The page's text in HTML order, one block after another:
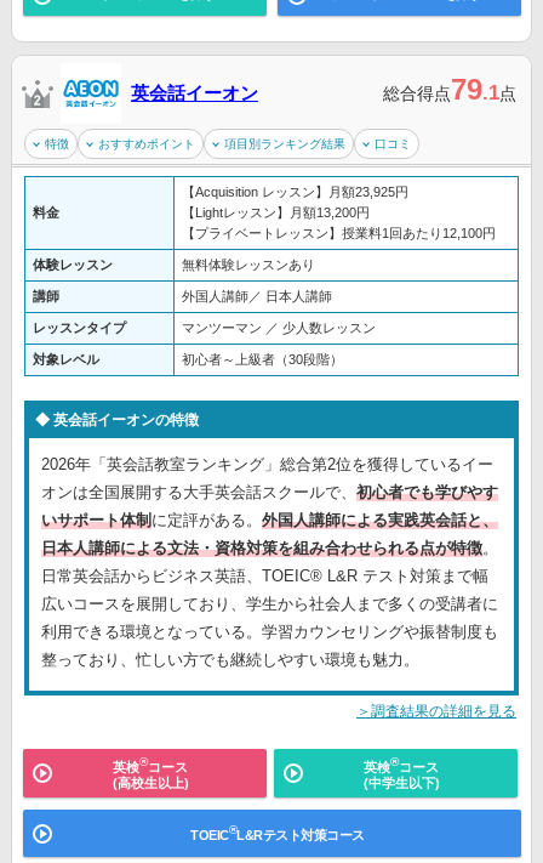
英会話イーオン 総合得点79.1点
特徴 おすすめポイント 項目別ランキング結果 口コミ
料金
【Acquisition レッスン】月額23,925円
【Lightレッスン】月額13,200円
【プライベートレッスン】授業料1回あたり12,100円
体験レッスン 無料体験レッスンあり
講師 外国人講師／ 日本人講師
レッスンタイプ マンツーマン ／ 少人数レッスン
対象レベル 初心者～上級者（30段階）
英会話イーオンの特徴
2026年「英会話教室ランキング」総合第2位を獲得しているイー
オンは全国展開する大手英会話スクールで、 初心者でも学びやす
いサポート体制 に定評がある。 外国人講師による実践英会話と、
日本人講師による文法・資格対策を組み合わせられる点が特徴。
日常英会話からビジネス英語、TOEIC® L&R テスト対策まで幅
広いコースを展開しており、学生から社会人まで多くの受講者に
利用できる環境となっている。学習カウンセリングや振替制度も
整っており、忙しい方でも継続しやすい環境も魅力。
＞調査結果の詳細を見る
英検®コース
(高校生以上)
英検®コース
(中学生以下)
TOEIC®L&Rテスト対策コース